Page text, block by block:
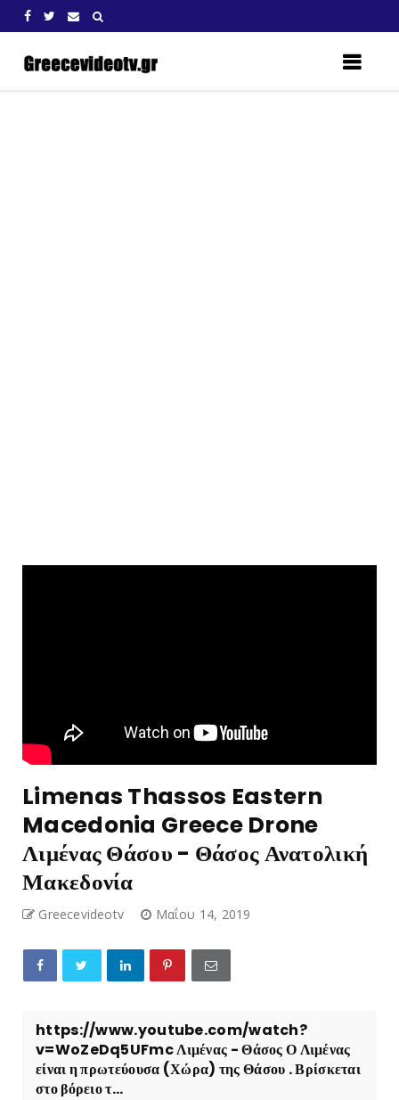
Limenas Thassos Eastern
Macedonia Greece Drone
Λιμένας Θάσου - Θάσος Ανατολική
Μακεδονία
Greecevideotv Μαΐου 14, 2019
https://www.youtube.com/watch?
v=WoZeDq5UFmc Λιμένας - Θάσος Ο Λιμένας
είναι η πρωτεύουσα (Χώρα) της Θάσου . Βρίσκεται
στο βόρειο τ...